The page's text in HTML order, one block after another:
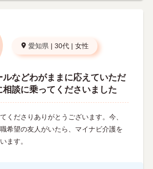
愛知県 | 30代 | 女性
ルなどわがままに応えていただ
相談に乗ってくださいました
くださりありがとうございます。今、
希望の友人がいたら、マイナビ介護を
ます。